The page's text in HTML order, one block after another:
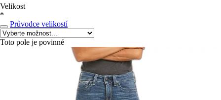
Velikost
*
Průvodce velikostí
Toto pole je povinné